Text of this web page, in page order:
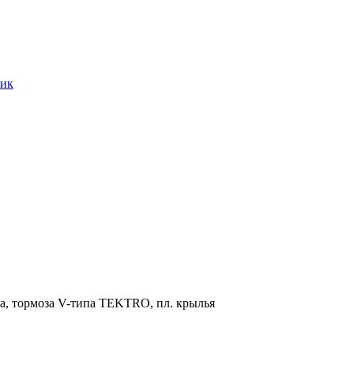
тормоза V-типа TEKTRO, пл. крылья